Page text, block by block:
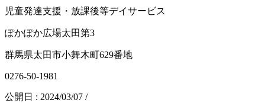
児童発達支援・放課後等デイサービス
ぽかぽか広場太田第3
群馬県太田市小舞木町629番地
0276-50-1981
公開日 : 2024/03/07 /